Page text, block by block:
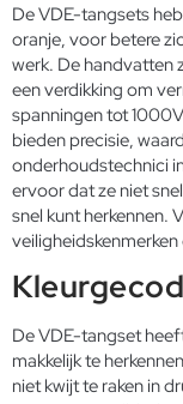
De VDE-tangsets
oranje, voor betere
werk. De handvatten
een verdikking om
spanningen tot
bieden precisie,
onderhoudstechnici
ervoor dat ze niet
snel kunt herkennen.
De VDE-tangset
makkelijk te
niet kwijt te raken in